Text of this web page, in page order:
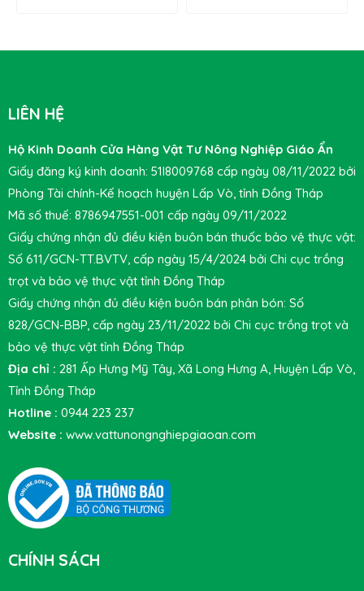
LIÊN HỆ
Hộ Kinh Doanh Cửa Hàng Vật Tư Nông Nghiệp Giáo Ẩn
Giấy đăng ký kinh doanh: 51I8009768 cấp ngày 08/11/2022 bởi
Phòng Tài chính-Kế hoạch huyện Lấp Vò, tỉnh Đồng Tháp
Mã số thuế: 8786947551-001 cấp ngày 09/11/2022
Giấy chứng nhận đủ điều kiện buôn bán thuốc bảo vệ thực vật:
Số 611/GCN-TT.BVTV, cấp ngày 15/4/2024 bởi Chi cục trồng
trọt và bảo vệ thực vật tỉnh Đồng Tháp
Giấy chứng nhận đủ điều kiện buôn bán phân bón: Số
828/GCN-BBP, cấp ngày 23/11/2022 bởi Chi cục trồng trọt và
bảo vệ thực vật tỉnh Đồng Tháp
Địa chỉ : 281 Ấp Hưng Mỹ Tây, Xã Long Hưng A, Huyện Lấp Vò,
Tỉnh Đồng Tháp
Hotline : 0944 223 237
Website : www.vattunongnghiepgiaoan.com
CHÍNH SÁCH